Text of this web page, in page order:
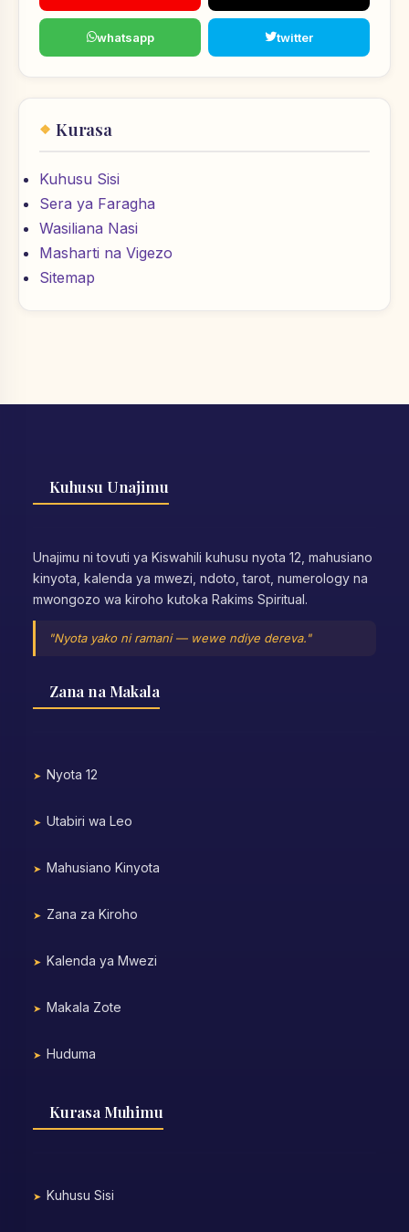
whatsapp twitter
Kurasa
Kuhusu Sisi
Sera ya Faragha
Wasiliana Nasi
Masharti na Vigezo
Sitemap
Kuhusu Unajimu
Unajimu ni tovuti ya Kiswahili kuhusu nyota 12, mahusiano
kinyota, kalenda ya mwezi, ndoto, tarot, numerology na
mwongozo wa kiroho kutoka Rakims Spiritual.
"Nyota yako ni ramani — wewe ndiye dereva."
Zana na Makala
Nyota 12
Utabiri wa Leo
Mahusiano Kinyota
Zana za Kiroho
Kalenda ya Mwezi
Makala Zote
Huduma
Kurasa Muhimu
Kuhusu Sisi